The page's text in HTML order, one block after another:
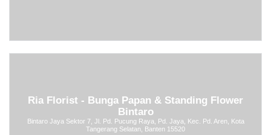
Ria Florist - Bunga Papan & Standing Flower
Bintaro
Bintaro Jaya Sektor 7, Jl. Pd. Pucung Raya, Pd. Jaya, Kec. Pd. Aren, Kota
Tangerang Selatan, Banten 15520